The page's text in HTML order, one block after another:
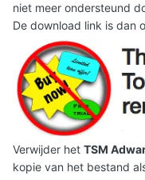
niet meer ondersteund
De download link is dan
Verwijder het TSM
kopie van het bestand